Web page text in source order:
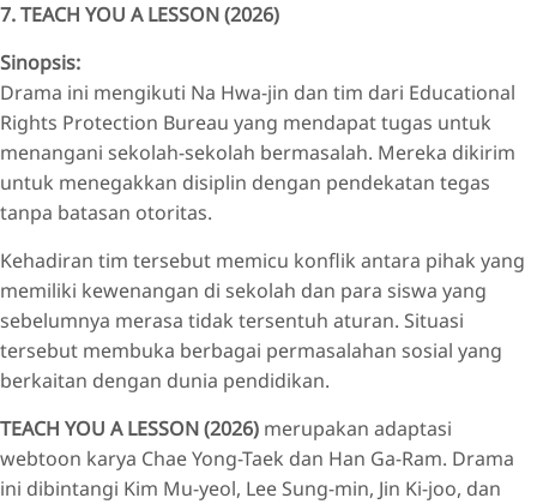
7. TEACH YOU A LESSON (2026)
Sinopsis:
Drama ini mengikuti Na Hwa-jin dan tim dari Educational
Rights Protection Bureau yang mendapat tugas untuk
menangani sekolah-sekolah bermasalah. Mereka dikirim
untuk menegakkan disiplin dengan pendekatan tegas
tanpa batasan otoritas.
Kehadiran tim tersebut memicu konflik antara pihak yang
memiliki kewenangan di sekolah dan para siswa yang
sebelumnya merasa tidak tersentuh aturan. Situasi
tersebut membuka berbagai permasalahan sosial yang
berkaitan dengan dunia pendidikan.
TEACH YOU A LESSON (2026) merupakan adaptasi
webtoon karya Chae Yong-Taek dan Han Ga-Ram. Drama
ini dibintangi Kim Mu-yeol, Lee Sung-min, Jin Ki-joo, dan